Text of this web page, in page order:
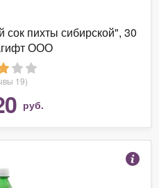
пихты сибирской", 30
ООО
19)
руб.